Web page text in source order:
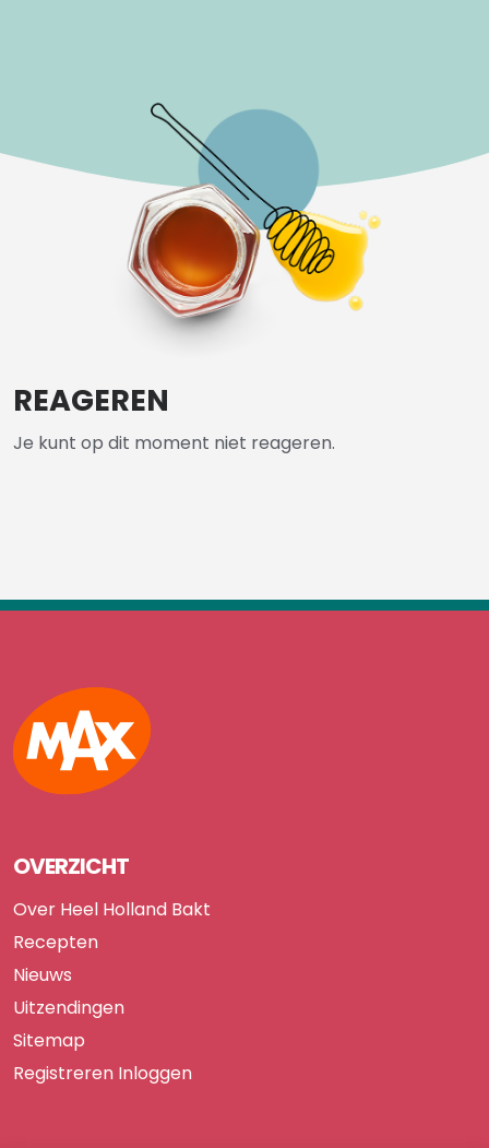
REAGEREN
Je kunt op dit moment niet reageren.
Max
OVERZICHT
Over Heel Holland Bakt
Recepten
Nieuws
Uitzendingen
Sitemap
Registreren Inloggen